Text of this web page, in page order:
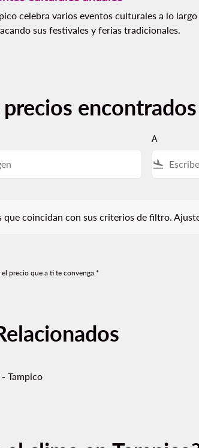
celebra varios eventos culturales a lo largo
sus festivales y ferias tradicionales.
A
flight_land
que coincidan con sus criterios de filtro.
precio que a ti te convenga.*
Tampico